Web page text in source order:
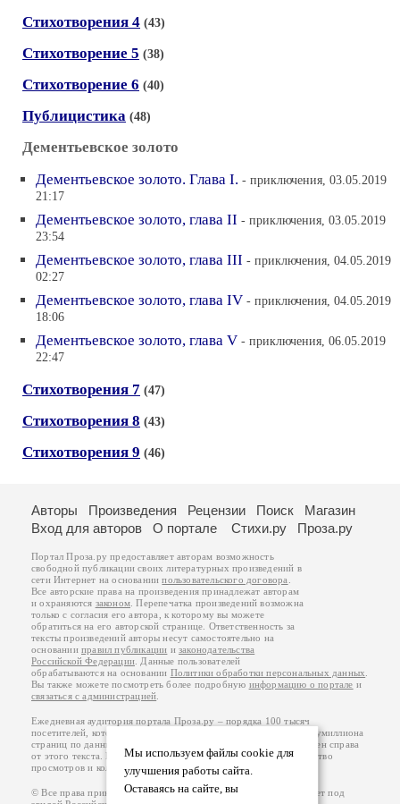
Стихотворения 4 (43)
Стихотворение 5 (38)
Стихотворение 6 (40)
Публицистика (48)
Дементьевское золото
Дементьевское золото. Глава I. - приключения, 03.05.2019
21:17
Дементьевское золото, глава II - приключения, 03.05.2019
23:54
Дементьевское золото, глава III - приключения, 04.05.2019
02:27
Дементьевское золото, глава IV - приключения, 04.05.2019
18:06
Дементьевское золото, глава V - приключения, 06.05.2019
22:47
Стихотворения 7 (47)
Стихотворения 8 (43)
Стихотворения 9 (46)
Мы используем файлы cookie для
улучшения работы сайта.
Оставаясь на сайте, вы
Авторы Произведения Рецензии Поиск
Магазин
Вход для авторов
О портале Стихи.ру Проза.ру
Портал Проза.ру предоставляет авторам возможность
свободной публикации своих литературных произведений в
сети Интернет на основаниипользовательского договора
Все авторские права на произведения принадлежат авторам
и охраняются законом . Перепечатка произведений возможна
только с согласия его автора, к которому вы можете
обратиться на его авторской странице. Ответственность за
тексты произведений авторы несут самостоятельно на
основанииправил публикации изаконодательства
Российской Федерации . Данные пользователей
обрабатываются на основании Политики обработки персональных данных
Вы также можете посмотреть более подробную информацию о портале и
связаться с администрацией
Ежедневная аудитория портала Проза.ру – порядка 100 тысяч
посетителей, которые в общей сумме просматривают более полумиллиона
страниц по данным счетчика посещаемости, который расположен справа
от этого текста. В каждой графе указано по две цифры: количество
просмотров и количество посетителей.
© Все права принадлежат авторам, 2000-2026. Портал работает под